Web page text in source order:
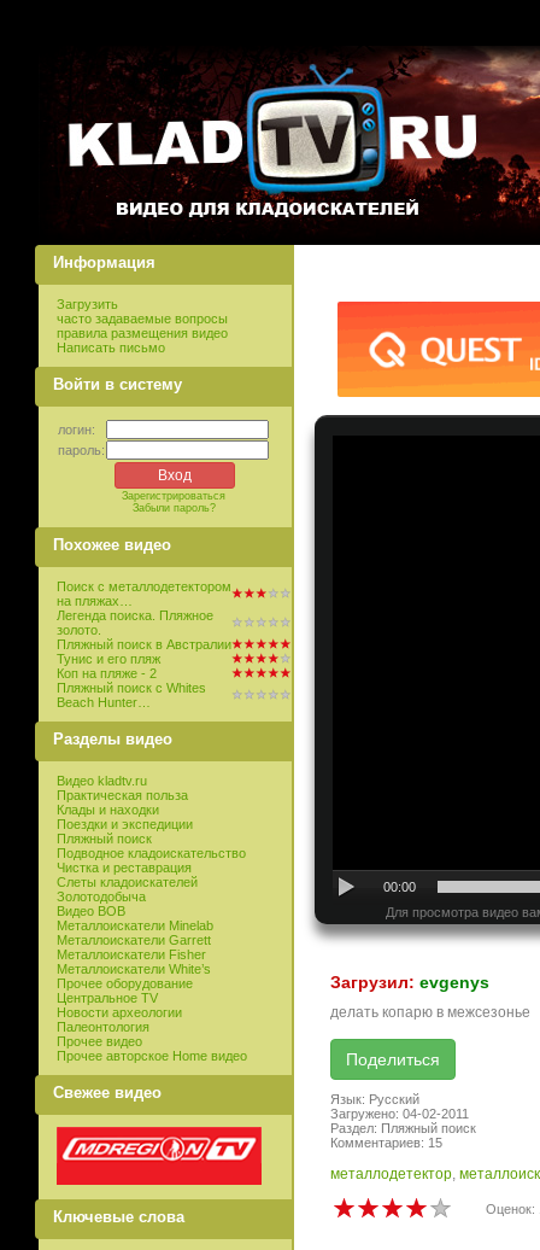
Информация
Загрузить
часто задаваемые вопросы
правила размещения видео
Написать письмо
Войти в систему
логин:
пароль:
Зарегистрироваться
Забыли пароль?
Похожее видео
Поиск с металлодетектором
на пляжах…
Легенда поиска. Пляжное
золото.
Пляжный поиск в Австралии
Тунис и его пляж
Коп на пляже - 2
Пляжный поиск с Whites
Beach Hunter…
Разделы видео
Видео kladtv.ru
Практическая польза
Клады и находки
Поездки и экспедиции
Пляжный поиск
Подводное кладоискательство
Чистка и реставрация
Слеты кладоискателей
Золотодобыча
Видео ВОВ
Металлоискатели Minelab
Металлоискатели Garrett
Металлоискатели Fisher
Металлоискатели White’s
Прочее оборудование
Центральное TV
Новости археологии
Палеонтология
Прочее видео
Прочее авторское Home видео
Свежее видео
Ключевые слова
00:00
Для просмотра видео
Загрузил: evgenys
делать копарю в межсезонье
Язык: Русский
Загружено: 04-02-2011
Раздел: Пляжный поиск
Комментариев: 15
металлодетектор,
Оценок: